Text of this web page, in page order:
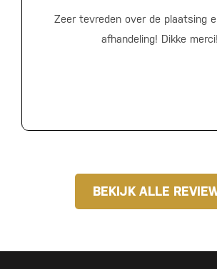
Zeer tevreden over de plaatsing
afhandeling! Dikke merci!
BEKIJK ALLE